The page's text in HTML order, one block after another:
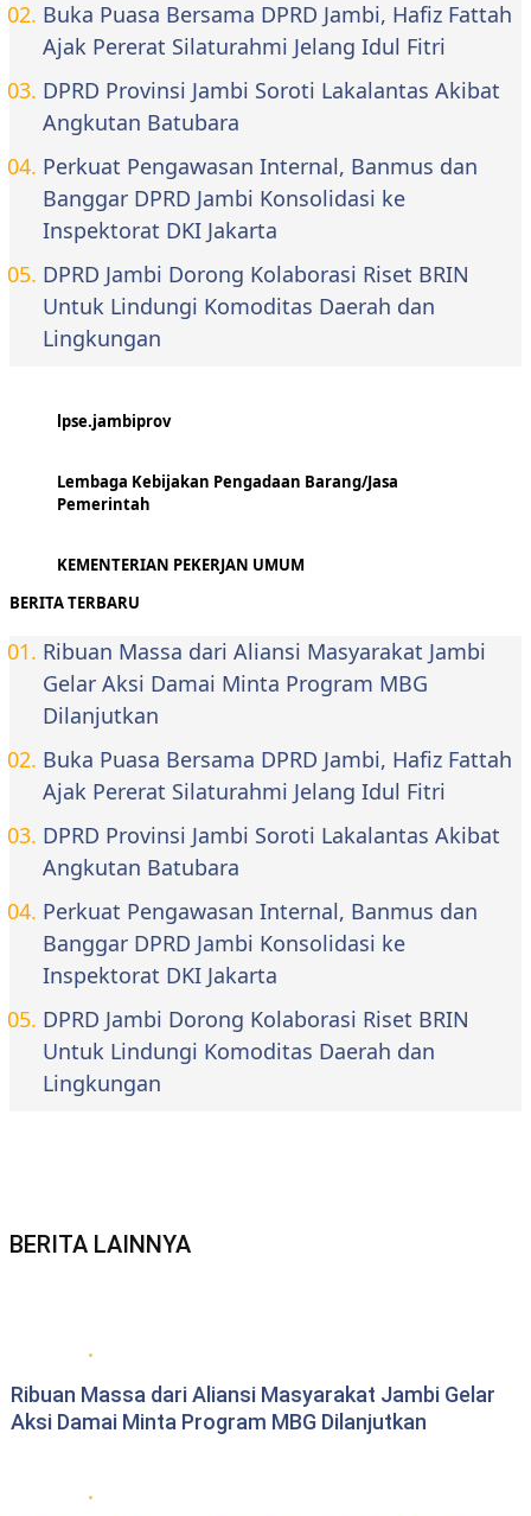
Buka Puasa Bersama DPRD Jambi, Hafiz Fattah
Ajak Pererat Silaturahmi Jelang Idul Fitri
DPRD Provinsi Jambi Soroti Lakalantas Akibat
Angkutan Batubara
Perkuat Pengawasan Internal, Banmus dan
Banggar DPRD Jambi Konsolidasi ke
Inspektorat DKI Jakarta
DPRD Jambi Dorong Kolaborasi Riset BRIN
Untuk Lindungi Komoditas Daerah dan
Lingkungan
lpse.jambiprov
Lembaga Kebijakan Pengadaan Barang/Jasa
Pemerintah
KEMENTERIAN PEKERJAN UMUM
BERITA TERBARU
Ribuan Massa dari Aliansi Masyarakat Jambi
Gelar Aksi Damai Minta Program MBG
Dilanjutkan
Buka Puasa Bersama DPRD Jambi, Hafiz Fattah
Ajak Pererat Silaturahmi Jelang Idul Fitri
DPRD Provinsi Jambi Soroti Lakalantas Akibat
Angkutan Batubara
Perkuat Pengawasan Internal, Banmus dan
Banggar DPRD Jambi Konsolidasi ke
Inspektorat DKI Jakarta
DPRD Jambi Dorong Kolaborasi Riset BRIN
Untuk Lindungi Komoditas Daerah dan
Lingkungan
BERITA LAINNYA
Ribuan Massa dari Aliansi Masyarakat Jambi Gelar
Aksi Damai Minta Program MBG Dilanjutkan